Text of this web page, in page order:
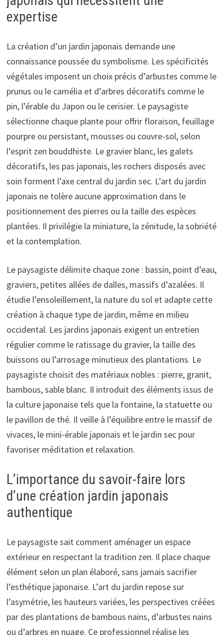
expertise
La création d’un jardin japonais demande une
connaissance poussée du symbolisme. Les spécificités
végétales imposent un choix précis d’arbustes comme le
prunus ou le camélia et d’arbres décoratifs comme le
pin, l’érable du Japon ou le cerisier. Le paysagiste
sélectionne chaque plante pour offrir floraison, feuillage
pourpre ou persistant, mousses ou couvre-sol, selon
l’esprit zen bouddhiste. Le gravier blanc, les galets
décoratifs, les pas japonais, les rochers disposés avec
soin forment l’axe central du jardin sec. L’art du jardin
japonais ne tolère aucune approximation dans le
positionnement des pierres ou la taille des espèces
plantées. Il privilégie la miniature, la zénitude, la sobriété
et la contemplation.
Le paysagiste délimite chaque zone : bassin, point d’eau,
graviers, petites allées de dalles, massifs d’azalées. Il
étudie l’ensoleillement, la nature du sol et adapte cette
création à chaque type de jardin, même en milieu
occidental. Les jardins japonais exigent un entretien
régulier comme le ratissage du gravier, la taille des
buissons ou l’arrosage minutieux des plantations. Le
paysagiste choisit des matériaux nobles : pierre, granit,
bambous, sable blanc. Il introduit des éléments issus de
la culture japonaise tels que la fontaine, la statuette ou
le pavillon de thé. Il veille à l’équilibre entre le massif de
vivaces, le mini-érable japonais et le jardin sec pour
favoriser méditation et relaxation.
L’importance du savoir-faire lors
d’une création jardin japonais
authentique
Le paysagiste sait comment aménager un espace
extérieur en respectant la tradition zen. Il place chaque
élément selon un plan élaboré, sans jamais sacrifier
l’esthétique japonaise. L’art du jardin repose sur
l’asymétrie, les hauteurs variées, les perspectives créées
par des plantations de bambous nains, d’arbustes nains
ou d’arbres en nuage. Ce professionnel réalise les